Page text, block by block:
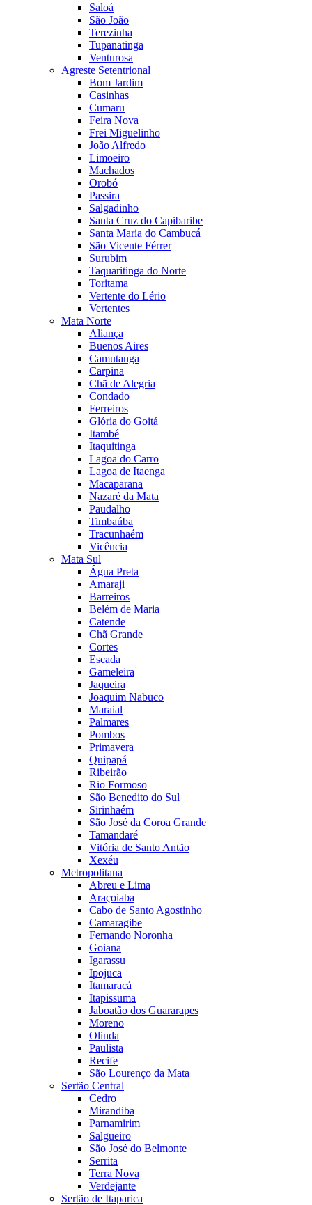
Saloá
São João
Terezinha
Tupanatinga
Venturosa
Agreste Setentrional
Bom Jardim
Casinhas
Cumaru
Feira Nova
Frei Miguelinho
João Alfredo
Limoeiro
Machados
Orobó
Passira
Salgadinho
Santa Cruz do Capibaribe
Santa Maria do Cambucá
São Vicente Férrer
Surubim
Taquaritinga do Norte
Toritama
Vertente do Lério
Vertentes
Mata Norte
Aliança
Buenos Aires
Camutanga
Carpina
Chã de Alegria
Condado
Ferreiros
Glória do Goitá
Itambé
Itaquitinga
Lagoa do Carro
Lagoa de Itaenga
Macaparana
Nazaré da Mata
Paudalho
Timbaúba
Tracunhaém
Vicência
Mata Sul
Água Preta
Amaraji
Barreiros
Belém de Maria
Catende
Chã Grande
Cortes
Escada
Gameleira
Jaqueira
Joaquim Nabuco
Maraial
Palmares
Pombos
Primavera
Quipapá
Ribeirão
Rio Formoso
São Benedito do Sul
Sirinhaém
São José da Coroa Grande
Tamandaré
Vitória de Santo Antão
Xexéu
Metropolitana
Abreu e Lima
Araçoiaba
Cabo de Santo Agostinho
Camaragibe
Fernando Noronha
Goiana
Igarassu
Ipojuca
Itamaracá
Itapissuma
Jaboatão dos Guararapes
Moreno
Olinda
Paulista
Recife
São Lourenço da Mata
Sertão Central
Cedro
Mirandiba
Parnamirim
Salgueiro
São José do Belmonte
Serrita
Terra Nova
Verdejante
Sertão de Itaparica